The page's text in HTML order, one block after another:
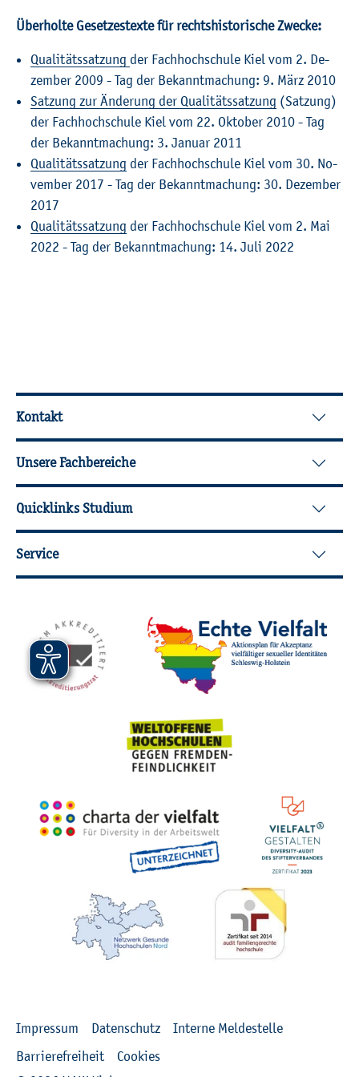
Über­hol­te Ge­set­zes­tex­te für rechts­his­to­ri­sche Zwe­cke:
Qua­li­täts­sat­zung der Fach­hoch­schu­le Kiel vom 2. De­
zem­ber 2009 - Tag der Be­kannt­ma­chung: 9. März 2010
Sat­zung zur Än­de­rung der Qua­li­täts­sat­zung (Sat­zung)
der Fach­hoch­schu­le Kiel vom 22. Ok­to­ber 2010 - Tag
der Be­kannt­ma­chung: 3. Ja­nu­ar 2011
Qua­li­täts­sat­zung der Fach­hoch­schu­le Kiel vom 30. No­
vem­ber 2017 - Tag der Be­kannt­ma­chung: 30. De­zem­ber
2017
Qua­li­täts­sat­zung der Fach­hoch­schu­le Kiel vom 2. Mai
2022 - Tag der Be­kannt­ma­chung: 14. Juli 2022
Wei­ter­füh­ren­de In­for­ma­tio­nen
Kontakt
Unsere Fachbereiche
Quicklinks Studium
Service
Mit­glied­schaf­ten,
Im­pres­sum Da­ten­schutz
In­ter­ne Mel­de­stel­le
Bar­rie­re­frei­heit
Coo­kies